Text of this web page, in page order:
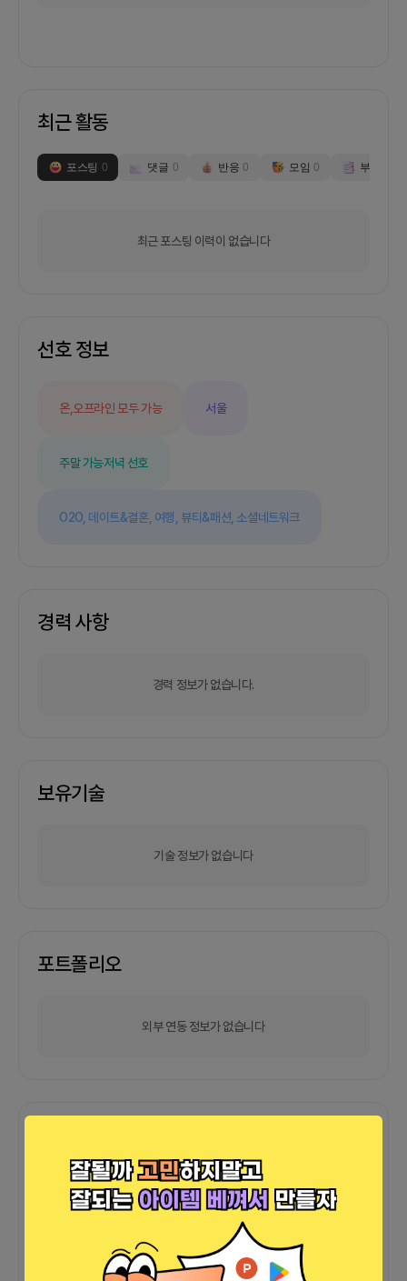
최근 활동
포스팅 0 댓글 0 반응 0 모임 0 부스
최근 포스팅 이력이 없습니다
선호 정보
온,오프라인 모두 가능 서울
주말 가능저녁 선호
O2O, 데이트&결혼, 여행, 뷰티&패션, 소셜네트워크
경력 사항
경력 정보가 없습니다.
보유기술
기술 정보가 없습니다
포트폴리오
외부 연동 정보가 없습니다
커피챗 0 프로젝트 0 프로챗
아직 후기가 도착하지 않았습니다